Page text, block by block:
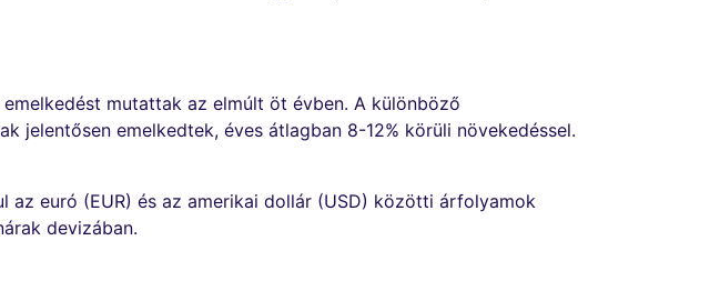
mutattak az elmúlt öt évben. A különböző
jelentősen emelkedtek, éves átlagban 8-12% körüli növekedéssel.
az euró (EUR) és az amerikai dollár (USD) közötti árfolyamok
devizában.